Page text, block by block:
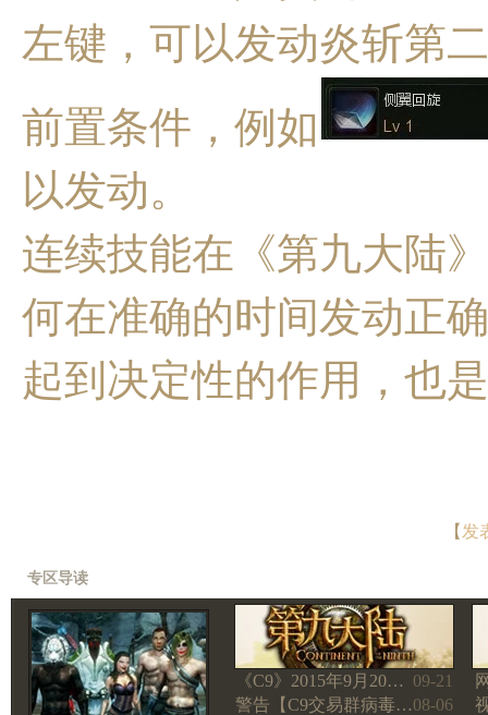
左键，可以发动炎斩第
前置条件，例如
以发动。
连续技能在《第九大陆
何在准确的时间发动正
起到决定性的作用，也
【 发
专区导读
09-21
《C9》2015年9月20…
08-06
警告【C9交易群病毒…